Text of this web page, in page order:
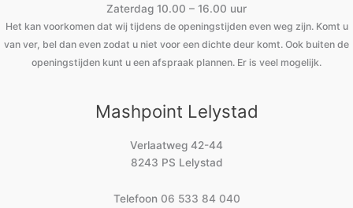
Zaterdag 10.00 – 16.00 uur
Het kan voorkomen dat wij tijdens de openingstijden even weg zijn. Komt u
van ver, bel dan even zodat u niet voor een dichte deur komt. Ook buiten de
openingstijden kunt u een afspraak plannen. Er is veel mogelijk.
Mashpoint Lelystad
Verlaatweg 42-44
8243 PS Lelystad
Telefoon 06 533 84 040